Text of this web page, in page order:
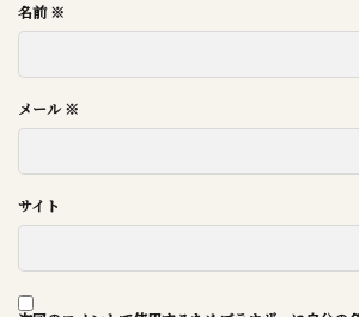
名前※
メール※
サイト